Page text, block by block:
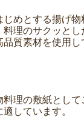
めとする揚げ
理のサクッと
質素材を使用
理の敷紙として
しています。